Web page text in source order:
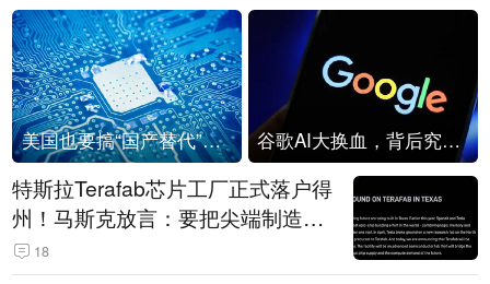
美国也要搞“国产替代”？先算清三笔账 谷歌AI大换血，背后究竟发生了什么？
特斯拉Terafab芯片工厂正式落户得
州！马斯克放言：要把尖端制造带
回美国
18